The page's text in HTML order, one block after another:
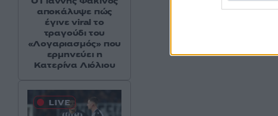
αποκάλυψε πώς
έγινε viral το
τραγούδι του
«Λογαριασμός» που
ερμηνεύει η
Κατερίνα Λιόλιου